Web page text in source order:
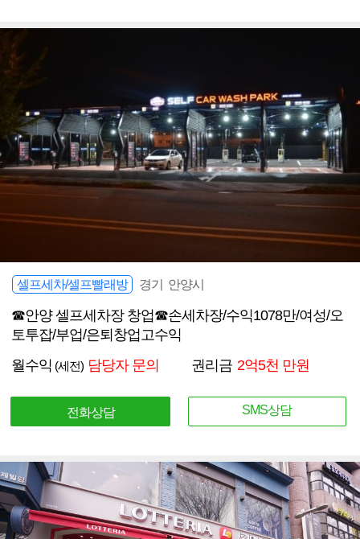
셀프세차/셀프빨래방 경기 안양시
☎안양 셀프세차장 창업☎손세차장/수익1078만/여성/오
토투잡/부업/은퇴창업고수익
월수익 (세전) 담당자 문의 권리금 2억5천 만원
전화상담 SMS상담